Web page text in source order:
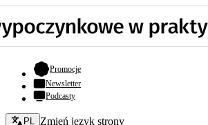
Promocje- otwiera się w nowej karcie
Newsletter
Podcasty
Zmień język - bieżący:
PL Zmień język strony